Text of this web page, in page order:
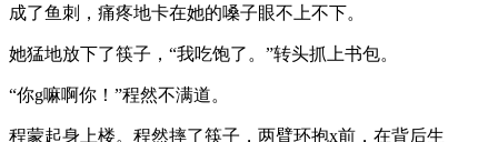
成了鱼刺，痛疼地卡在她的嗓子眼不上不下。
她猛地放下了筷子，“我吃饱了。”转头抓上书包。
“你g嘛啊你！”程然不满道。
程蒙起身上楼。程然摔了筷子，两臂环抱x前，在背后生